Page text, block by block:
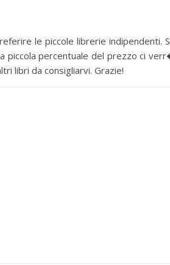
le piccole librerie indipendenti.
piccola percentuale del prezzo ci
libri da consigliarvi. Grazie!